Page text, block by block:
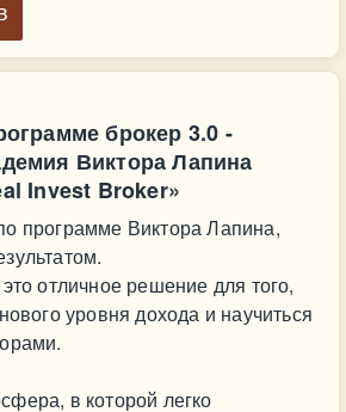
брокер 3.0 -
Виктора Лапина
Invest Broker»
программе Виктора Лапина,
отличное решение для того,
уровня дохода и научиться
в которой легко